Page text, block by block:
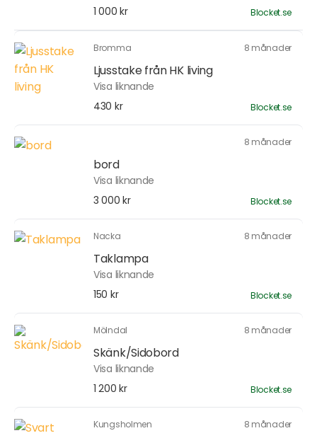
1 000 kr
Blocket.se
Bromma 8 månader
Ljusstake från HK living
Visa liknande
430 kr
Blocket.se
8 månader
bord
Visa liknande
3 000 kr
Blocket.se
Nacka 8 månader
Taklampa
Visa liknande
150 kr
Blocket.se
Mölndal 8 månader
Skänk/Sidobord
Visa liknande
1 200 kr
Blocket.se
Kungsholmen 8 månader